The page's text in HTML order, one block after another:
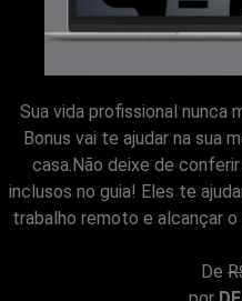
Sua vida profissional nunca
Bonus vai te ajudar na sua
casa.Não deixe de
inclusos no guia! Eles te
trabalho remoto e alcançar
De